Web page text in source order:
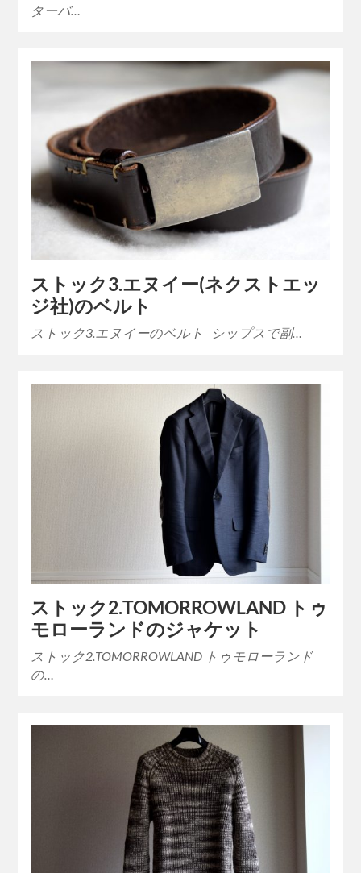
ターバ…
ストック3.エヌイー(ネクストエッ
ジ社)のベルト
ストック3.エヌイーのベルト シップスで副…
ストック2.TOMORROWLAND トゥ
モローランドのジャケット
ストック2.TOMORROWLAND トゥモローランド
の…